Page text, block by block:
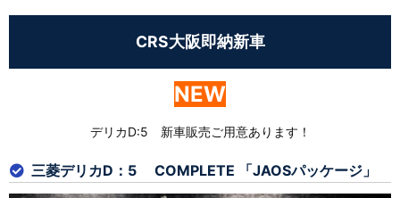
CRS大阪即納新車
NEW
デリカD:5 新車販売ご用意あります！
三菱デリカD：5 COMPLETE 「JAOSパッケージ」